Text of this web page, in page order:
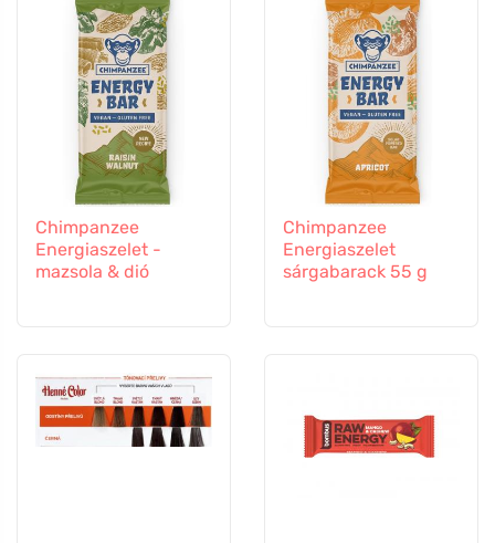
Chimpanzee
Energiaszelet -
mazsola & dió
Chimpanzee
Energiaszelet
sárgabarack 55 g